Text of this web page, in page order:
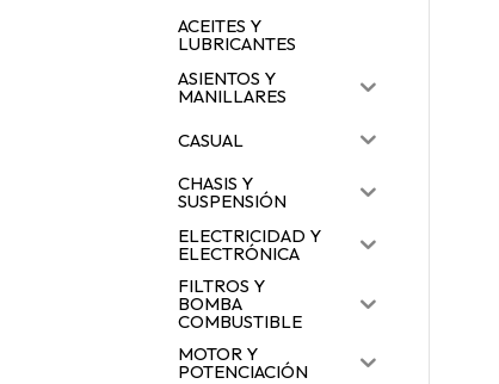
ACEITES Y
LUBRICANTES
ASIENTOS Y
MANILLARES
CASUAL
CHASIS Y
SUSPENSIÓN
ELECTRICIDAD Y
ELECTRÓNICA
FILTROS Y
BOMBA
COMBUSTIBLE
MOTOR Y
POTENCIACIÓN